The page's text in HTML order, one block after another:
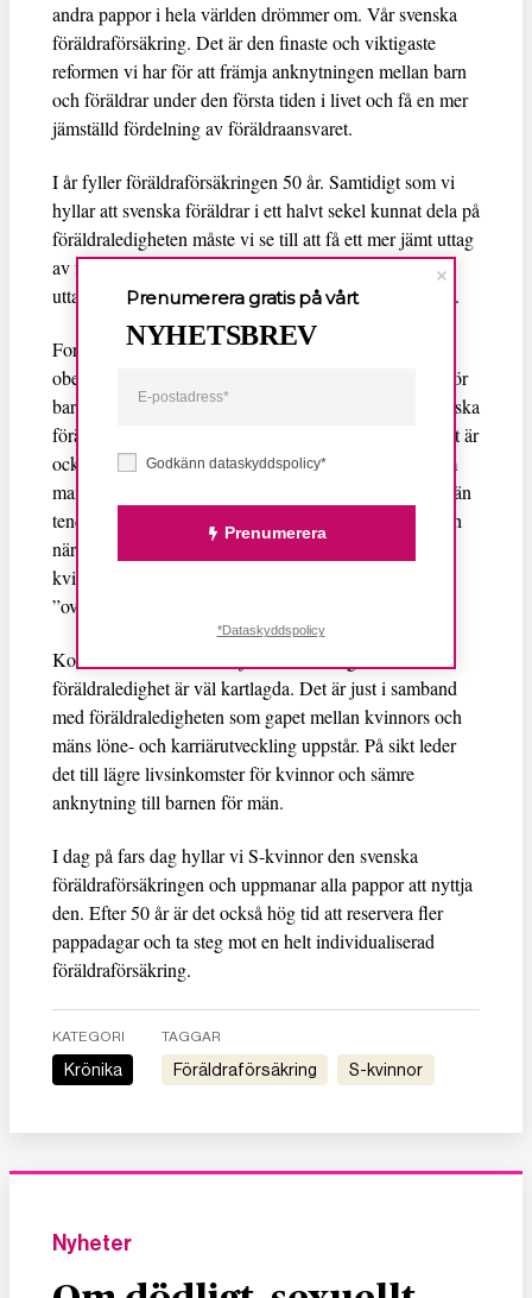
andra pappor i hela världen drömmer om. Vår svenska
föräldraförsäkring. Det är den finaste och viktigaste
reformen vi har för att främja anknytningen mellan barn
och föräldrar under den första tiden i livet och få en mer
jämställd fördelning av föräldraansvaret.
I år fyller föräldraförsäkringen 50 år. Samtidigt som vi
hyllar att svenska föräldrar i ett halvt sekel kunnat dela på
föräldraledigheten måste vi se till att få ett mer jämt uttag
av föräldradagarna. För utvecklingen mot ett jämställt
uttag av föräldraförsäkringen går alldeles för långsamt.
Fortfarande är mammors andel av både betald och
obetald föräldraledighet betydligt större än pappors. För
barn födda 2021 är det strax under 22 procent av svenska
föräldrar som delar jämställt på föräldraledigheten. Det är
också stor skillnad när det gäller vilken tid på året som
mammor och pappor tar ut föräldraledighet. Medan män
tenderar att ta ut ledighet i anslutning till semestern och
när det får minst negativ påverkan på karriären, är
kvinnor föräldralediga under de slaskiga och kalla
”overallmånaderna”.
Konsekvenserna av det ojämställda uttaget av
föräldraledighet är väl kartlagda. Det är just i samband
med föräldraledigheten som gapet mellan kvinnors och
mäns löne- och karriärutveckling uppstår. På sikt leder
det till lägre livsinkomster för kvinnor och sämre
anknytning till barnen för män.
I dag på fars dag hyllar vi S-kvinnor den svenska
föräldraförsäkringen och uppmanar alla pappor att nyttja
den. Efter 50 år är det också hög tid att reservera fler
pappadagar och ta steg mot en helt individualiserad
föräldraförsäkring.
KATEGORI
Krönika
TAGGAR
föräldraförsäkring S-kvinnor
Nyheter
Godkänn dataskyddspolicy*
Prenumerera
Prenumerera gratis på vårt
NYHETSBREV
*Dataskyddspolicy